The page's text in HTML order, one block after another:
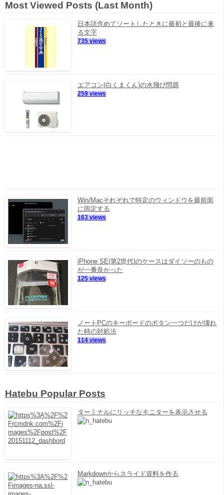
Most Viewed Posts (Last Month)
日本語含めてソートしたときに最初と最後に来
る文字
735 views
エアコン(白くまくん)の水飛び問題
259 views
Win/Macそれぞれで特定のウィンドウを最前面
に固定する
163 views
iPhone SE(第2世代)のケースはダイソーのもの
が一番良かった
125 views
ノートPCのキーボードのボタン一つだけが壊れ
た時の対処法
114 views
Hatebu Popular Posts
ターミナルにリッチなモニターを表示させる
Markdownからスライド資料を作る